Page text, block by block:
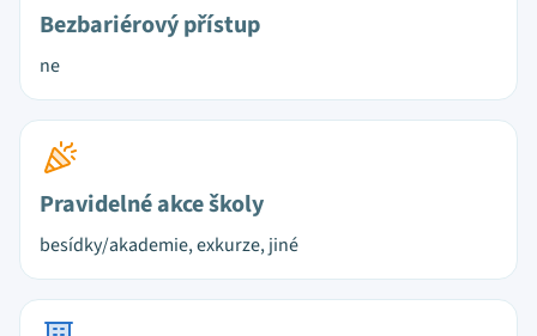
Bezbariérový přístup
ne
Pravidelné akce školy
besídky/akademie, exkurze, jiné